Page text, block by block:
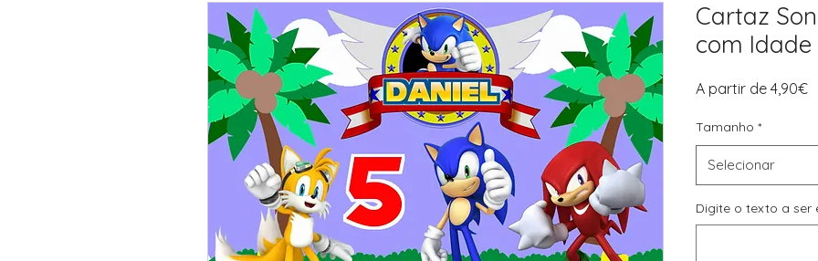
Cartaz
com
A partir de 4,90€
Tamanho *
Selecionar
Digite o texto a